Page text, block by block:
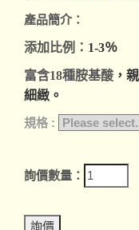
產品簡介：
添加比例： 1-3％
富含18種胺基酸 ，
細緻。
規格 :
詢價數量：